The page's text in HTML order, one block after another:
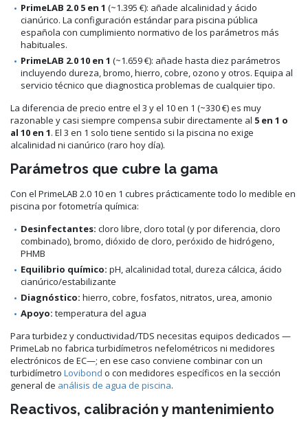
PrimeLAB 2.0 5 en 1 (~1.395 €): añade alcalinidad y ácido
cianúrico. La configuración estándar para piscina pública
española con cumplimiento normativo de los parámetros más
habituales.
PrimeLAB 2.0 10 en 1 (~1.659 €): añade hasta diez parámetros
incluyendo dureza, bromo, hierro, cobre, ozono y otros. Equipa al
servicio técnico que diagnostica problemas de cualquier tipo.
La diferencia de precio entre el 3 y el 10 en 1 (~330 €) es muy
razonable y casi siempre compensa subir directamente al 5 en 1 o
al 10 en 1. El 3 en 1 solo tiene sentido si la piscina no exige
alcalinidad ni cianúrico (raro hoy día).
Parámetros que cubre la gama
Con el PrimeLAB 2.0 10 en 1 cubres prácticamente todo lo medible en
piscina por fotometría química:
Desinfectantes: cloro libre, cloro total (y por diferencia, cloro
combinado), bromo, dióxido de cloro, peróxido de hidrógeno,
PHMB
Equilibrio químico: pH, alcalinidad total, dureza cálcica, ácido
cianúrico/estabilizante
Diagnóstico: hierro, cobre, fosfatos, nitratos, urea, amonio
Apoyo: temperatura del agua
Para turbidez y conductividad/TDS necesitas equipos dedicados —
PrimeLab no fabrica turbidímetros nefelométricos ni medidores
electrónicos de EC—; en ese caso conviene combinar con un
turbidímetro Lovibond o con medidores específicos en la sección
general de análisis de agua de piscina.
Reactivos, calibración y mantenimiento